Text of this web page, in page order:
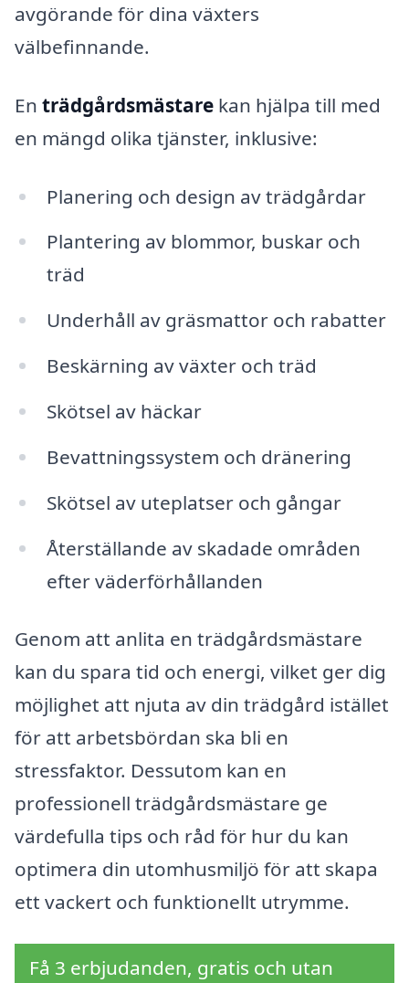
avgörande för dina växters
välbefinnande.
En trädgårdsmästare kan hjälpa till med
en mängd olika tjänster, inklusive:
Planering och design av trädgårdar
Plantering av blommor, buskar och
träd
Underhåll av gräsmattor och rabatter
Beskärning av växter och träd
Skötsel av häckar
Bevattningssystem och dränering
Skötsel av uteplatser och gångar
Återställande av skadade områden
efter väderförhållanden
Genom att anlita en trädgårdsmästare
kan du spara tid och energi, vilket ger dig
möjlighet att njuta av din trädgård istället
för att arbetsbördan ska bli en
stressfaktor. Dessutom kan en
professionell trädgårdsmästare ge
värdefulla tips och råd för hur du kan
optimera din utomhusmiljö för att skapa
ett vackert och funktionellt utrymme.
Få 3 erbjudanden, gratis och utan